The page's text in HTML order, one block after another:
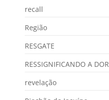
recall
Região
RESGATE
RESSIGNIFICANDO A DOR
revelação